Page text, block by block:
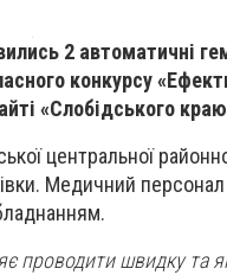
2 автоматичні
конкурсу
«Слобідського
центральної
Медичний
проводити швидку та